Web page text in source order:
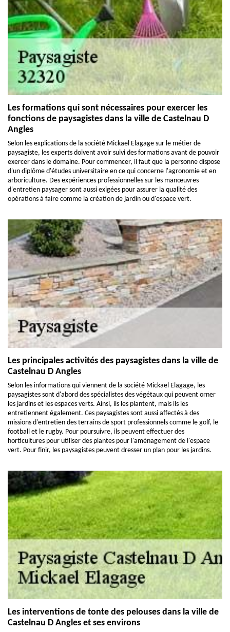
Les formations qui sont nécessaires pour exercer les
fonctions de paysagistes dans la ville de Castelnau D
Angles
Selon les explications de la société Mickael Elagage sur le métier de
paysagiste, les experts doivent avoir suivi des formations avant de pouvoir
exercer dans le domaine. Pour commencer, il faut que la personne dispose
d'un diplôme d'études universitaire en ce qui concerne l'agronomie et en
arboriculture. Des expériences professionnelles sur les manœuvres
d'entretien paysager sont aussi exigées pour assurer la qualité des
opérations à faire comme la création de jardin ou d'espace vert.
Les principales activités des paysagistes dans la ville de
Castelnau D Angles
Selon les informations qui viennent de la société Mickael Elagage, les
paysagistes sont d'abord des spécialistes des végétaux qui peuvent orner
les jardins et les espaces verts. Ainsi, ils les plantent, mais ils les
entretiennent également. Ces paysagistes sont aussi affectés à des
missions d'entretien des terrains de sport professionnels comme le golf, le
football et le rugby. Pour poursuivre, ils peuvent effectuer des
horticultures pour utiliser des plantes pour l'aménagement de l'espace
vert. Pour finir, les paysagistes peuvent dresser un plan pour les jardins.
Les interventions de tonte des pelouses dans la ville de
Castelnau D Angles et ses environs